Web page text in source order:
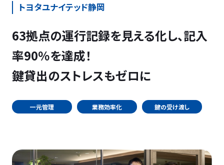
トヨタユナイテッド静岡
63拠点の運行記録を見える化し、記入
率90％を達成！
鍵貸出のストレスもゼロに
一元管理 業務効率化 鍵の受け渡し